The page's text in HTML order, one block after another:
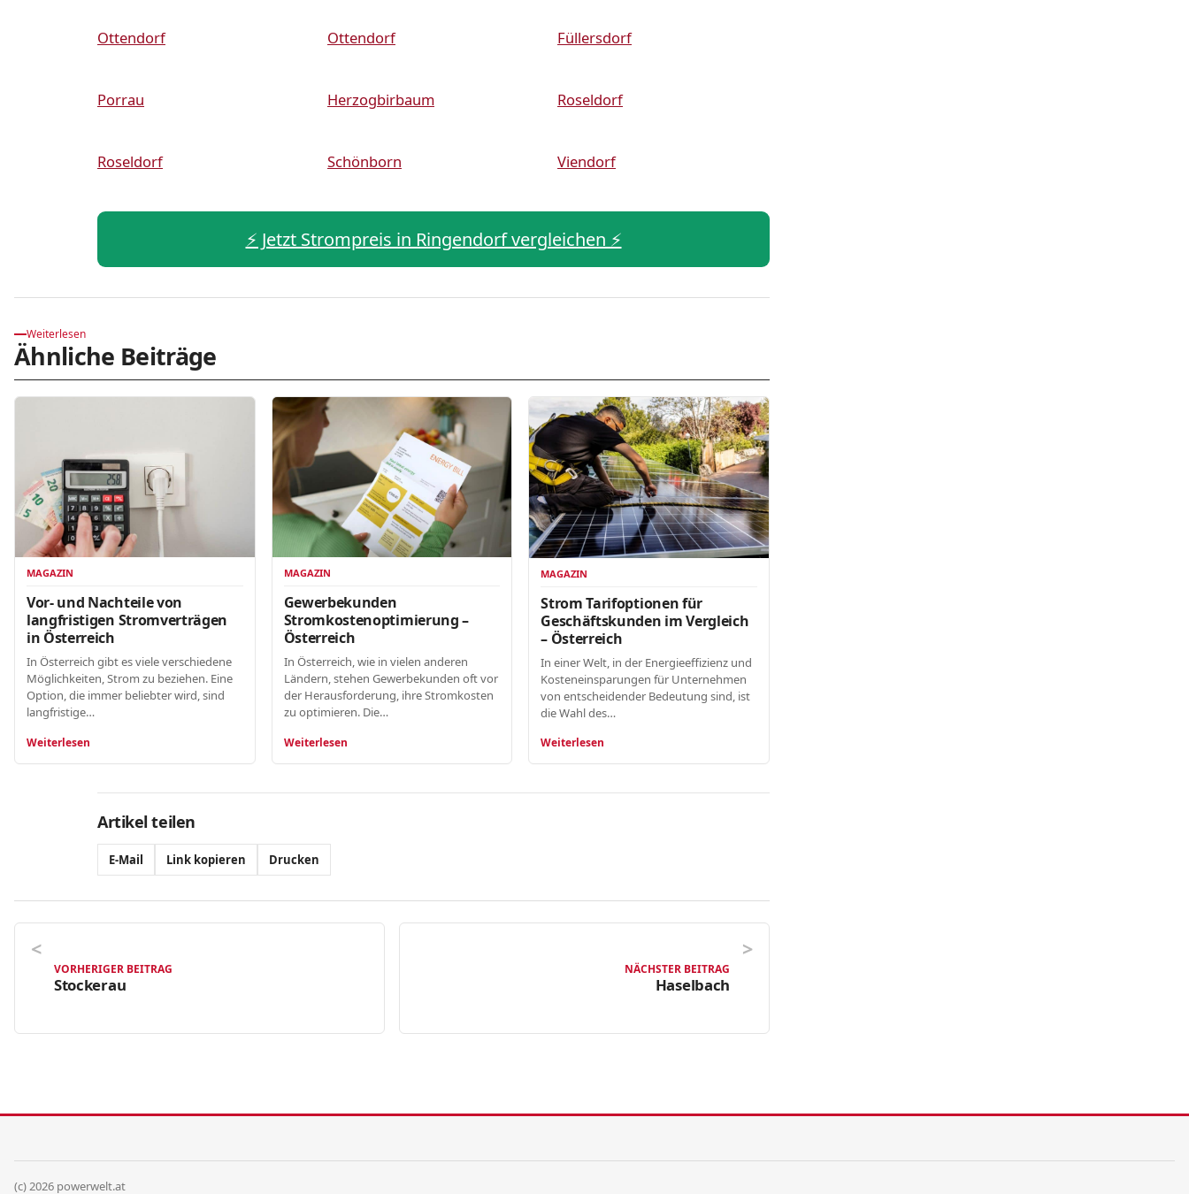
Ottendorf Ottendorf Füllersdorf
Porrau Herzogbirbaum Roseldorf
Roseldorf Schönborn Viendorf
⚡️ Jetzt Strompreis in Ringendorf vergleichen ⚡️
Weiterlesen
Ähnliche Beiträge
MAGAZIN
Vor- und Nachteile von
langfristigen Stromverträgen
in Österreich
In Österreich gibt es viele verschiedene
Möglichkeiten, Strom zu beziehen. Eine
Option, die immer beliebter wird, sind
langfristige…
Weiterlesen
MAGAZIN
Gewerbekunden
Stromkostenoptimierung –
Österreich
In Österreich, wie in vielen anderen
Ländern, stehen Gewerbekunden oft vor
der Herausforderung, ihre Stromkosten
zu optimieren. Die…
Weiterlesen
MAGAZIN
Strom Tarifoptionen für
Geschäftskunden im Vergleich
– Österreich
In einer Welt, in der Energieeffizienz und
Kosteneinsparungen für Unternehmen
von entscheidender Bedeutung sind, ist
die Wahl des…
Weiterlesen
Artikel teilen
E-Mail Link kopieren Drucken
VORHERIGER BEITRAG
Stockerau
NÄCHSTER BEITRAG
Haselbach
(c) 2026 powerwelt.at